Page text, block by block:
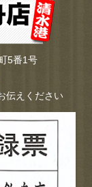
5番1号
伝えください